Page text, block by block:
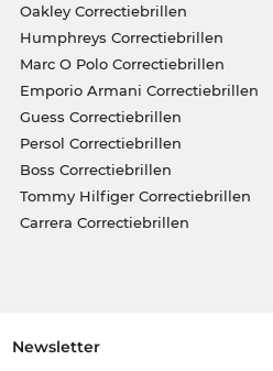
Oakley Correctiebrillen
Humphreys Correctiebrillen
Marc O Polo Correctiebrillen
Emporio Armani Correctiebrillen
Guess Correctiebrillen
Persol Correctiebrillen
Boss Correctiebrillen
Tommy Hilfiger Correctiebrillen
Carrera Correctiebrillen
Newsletter